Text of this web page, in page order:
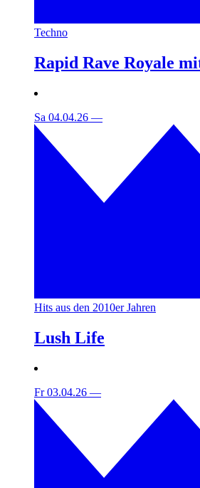
Techno
Rapid Rave Royale
Sa 04.04.26 —
Hits aus den 2010er Jahren
Lush Life
Fr 03.04.26 —